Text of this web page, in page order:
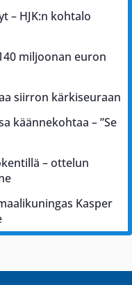
– HJK:n kohtalo
miljoonan euron
siirron kärkiseuraan
käännekohtaa – ”Se
– ottelun
Kasper